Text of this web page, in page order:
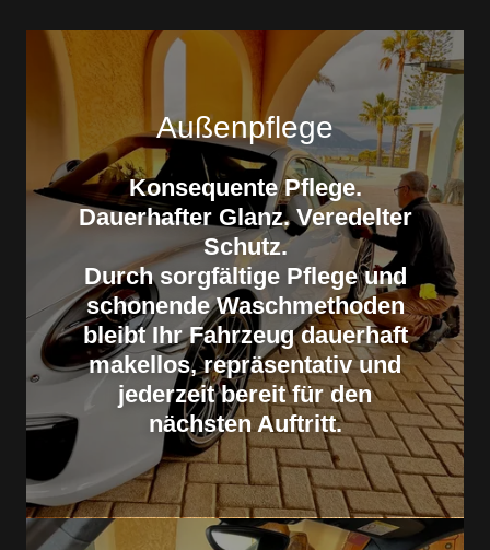
Außenpflege
Konsequente Pflege.
Dauerhafter Glanz. Veredelter
Schutz.
Durch sorgfältige Pflege und
schonende Waschmethoden
bleibt Ihr Fahrzeug dauerhaft
makellos, repräsentativ und
jederzeit bereit für den
nächsten Auftritt.